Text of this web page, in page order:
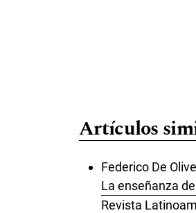
Artículos
Federico De
La enseñanza
Revista